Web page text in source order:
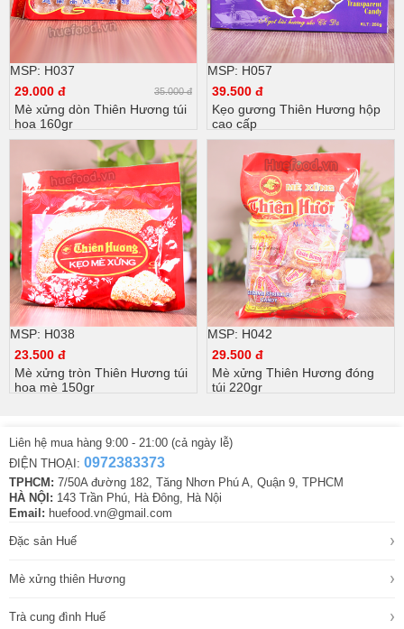
MSP: H037
29.000 đ
35.000 đ
Mè xửng dòn Thiên Hương túi
hoa 160gr
MSP: H057
39.500 đ
Kẹo gương Thiên Hương hộp
cao cấp
MSP: H038
23.500 đ
Mè xửng tròn Thiên Hương túi
hoa mè 150gr
MSP: H042
29.500 đ
Mè xửng Thiên Hương đóng
túi 220gr
Liên hệ mua hàng 9:00 - 21:00 (cả ngày lễ)
ĐIỆN THOẠI: 0972383373
TPHCM: 7/50A đường 182, Tăng Nhơn Phú A, Quận 9, TPHCM
HÀ NỘI: 143 Trần Phú, Hà Đông, Hà Nội
Email: huefood.vn@gmail.com
Đặc sản Huế ›
Mè xửng thiên Hương ›
Trà cung đình Huế ›